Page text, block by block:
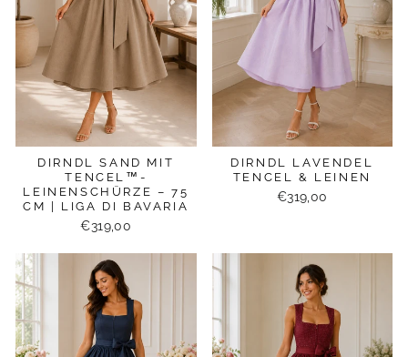
DIRNDL SAND MIT
TENCEL™-
LEINENSCHÜRZE – 75
CM | LIGA DI BAVARIA
€319,00
DIRNDL LAVENDEL
TENCEL & LEINEN
€319,00